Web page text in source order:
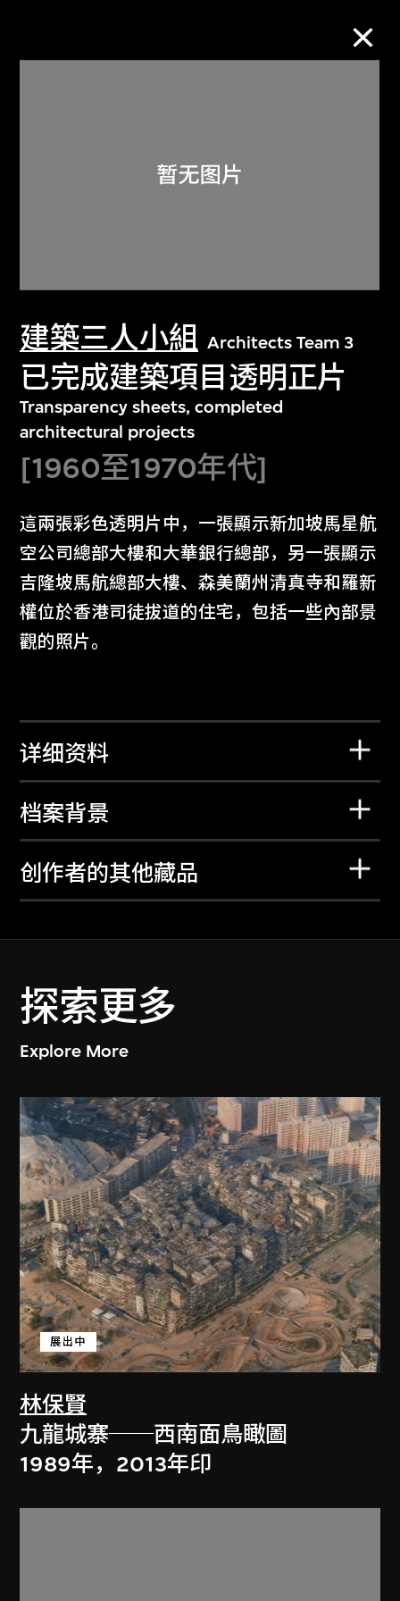
建築三人小組 Architects Team 3
已完成建築項目透明正片
Transparency sheets, completed
architectural projects
[1960至1970年代]
這兩張彩色透明片中，一張顯示新加坡馬星航
空公司總部大樓和大華銀行總部，另一張顯示
吉隆坡馬航總部大樓、森美蘭州清真寺和羅新
權位於香港司徒拔道的住宅，包括一些內部景
觀的照片。
详细资料
档案背景
创作者的其他藏品
探索更多
Explore More
林保賢
展出中
九龍城寨──西南面鳥瞰圖
1989年，2013年印
关于M+藏品
探索世界顶级的二十及二十一世纪视觉
文化藏品。